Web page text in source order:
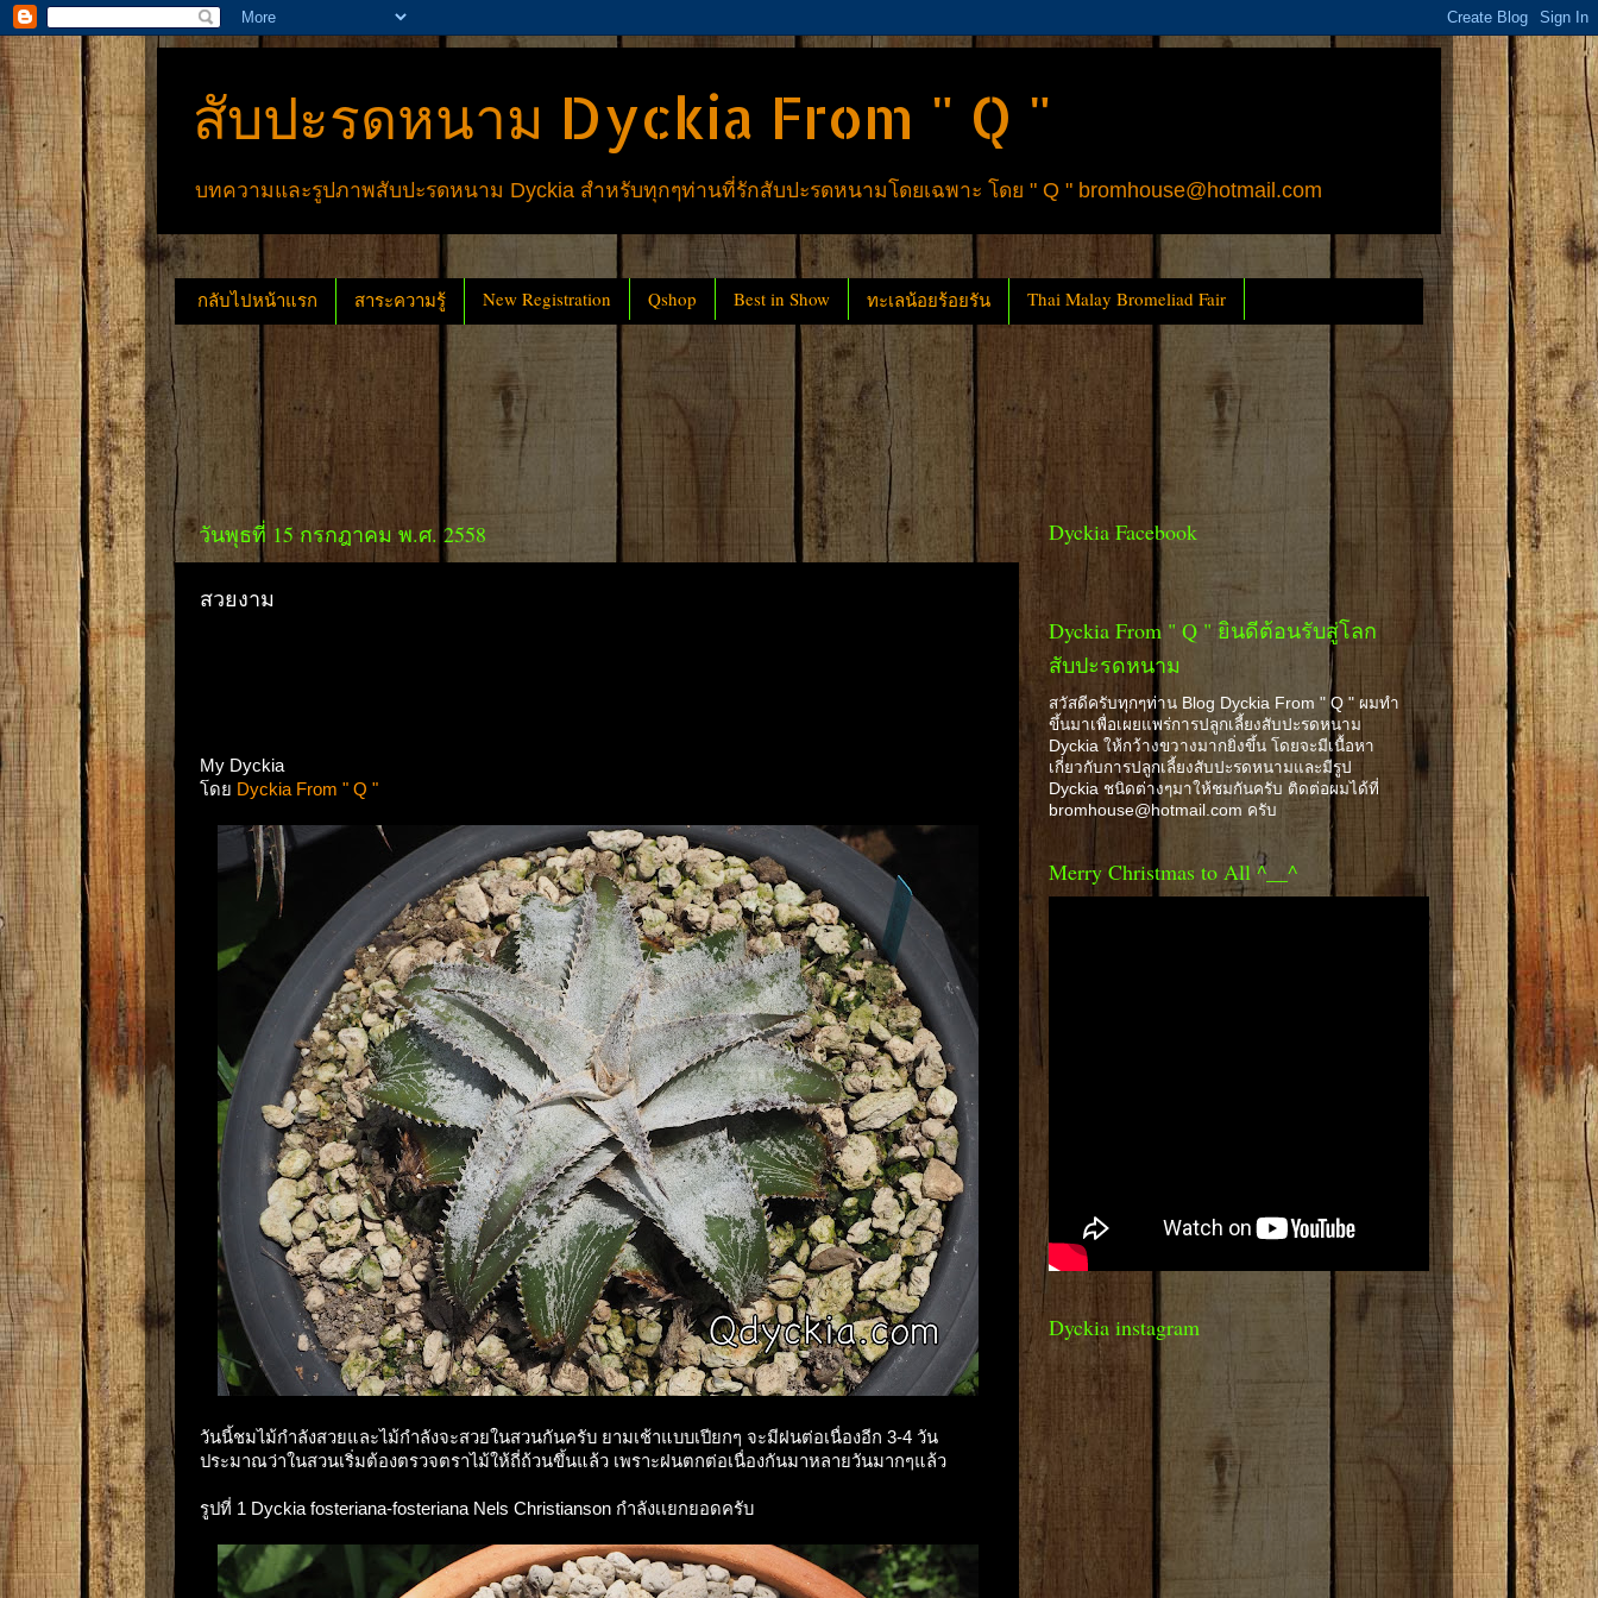
สับปะรดหนาม Dyckia From " Q "
บทความและรูปภาพสับปะรดหนาม Dyckia สำหรับทุกๆท่านที่รักสับปะรดหนามโดยเฉพาะ โดย " Q " bromhouse@hotmail.com
กลับไปหน้าแรก สาระความรู้ New Registration Qshop Best in Show ทะเลน้อยร้อยรัน Thai Malay Bromeliad Fair
วันพุธที่ 15 กรกฎาคม พ.ศ. 2558
สวยงาม
My Dyckia
โดย Dyckia From " Q "
วันนี้ชมไม้กำลังสวยและไม้กำลังจะสวยในสวนกันครับ ยามเช้าแบบเปียกๆ จะมีฝนต่อเนื่องอีก 3-4 วัน
ประมาณว่าในสวนเริ่มต้องตรวจตราไม้ให้ถี่ถ้วนขึ้นแล้ว เพราะฝนตกต่อเนื่องกันมาหลายวันมากๆแล้ว
รูปที่ 1 Dyckia fosteriana-fosteriana Nels Christianson กำลังเเยกยอดครับ
Dyckia Facebook
Dyckia From " Q " ยินดีต้อนรับสู่โลก
สับปะรดหนาม
สวัสดีครับทุกๆท่าน Blog Dyckia From " Q " ผมทำ
ขึ้นมาเพื่อเผยแพร่การปลูกเลี้ยงสับปะรดหนาม
Dyckia ให้กว้างขวางมากยิ่งขึ้น โดยจะมีเนื้อหา
เกี่ยวกับการปลูกเลี้ยงสับปะรดหนามและมีรูป
Dyckia ชนิดต่างๆมาให้ชมกันครับ ติดต่อผมได้ที่
bromhouse@hotmail.com ครับ
Merry Christmas to All ^__^
Dyckia instagram